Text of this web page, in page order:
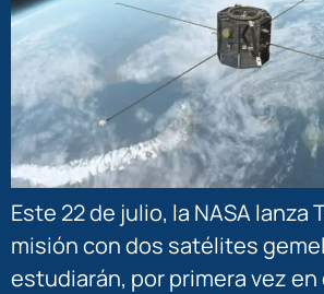
Este 22 de julio, la NASA lanza
misión con dos satélites
estudiarán, por primera vez